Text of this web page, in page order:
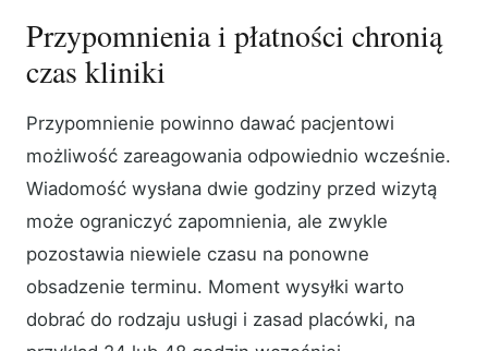
Przypomnienia i płatności chronią
czas kliniki
Przypomnienie powinno dawać pacjentowi
możliwość zareagowania odpowiednio wcześnie.
Wiadomość wysłana dwie godziny przed wizytą
może ograniczyć zapomnienia, ale zwykle
pozostawia niewiele czasu na ponowne
obsadzenie terminu. Moment wysyłki warto
dobrać do rodzaju usługi i zasad placówki, na